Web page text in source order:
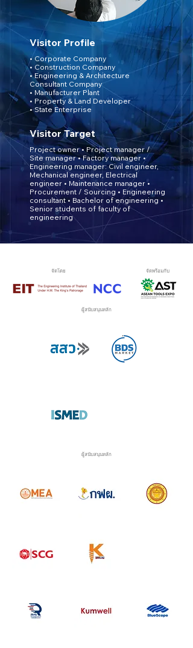
Visitor Profile
• Corporate Company
• Construction Company
• Engineering & Architecture
Consultant Company
• Manufacturer Plant
• Property & Land Developer
• State Enterprise
Visitor Target
Project owner • Project manager /
Site manager • Factory manager •
Engineering manager: Civil engineer,
Mechanicalengineer, Electrical
engineer • Maintenance manager •
Procurement / Sourcing • Engineering
consultant • Bachelor of engineering •
Senior students of faculty of
engineering
จัดโดย จัดพร้อมกับ
ผู้สนับสนุนหลัก
ผู้สนับสนุนหลัก